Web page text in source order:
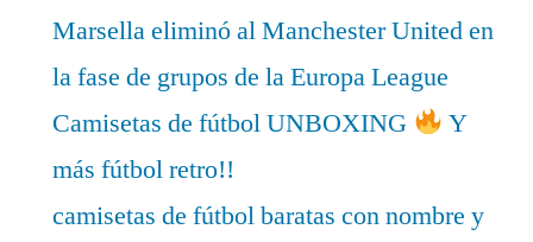
Marsella eliminó al Manchester United en
la fase de grupos de la Europa League
Camisetas de fútbol UNBOXING
Y
más fútbol retro!!
camisetas de fútbol baratas con nombre y